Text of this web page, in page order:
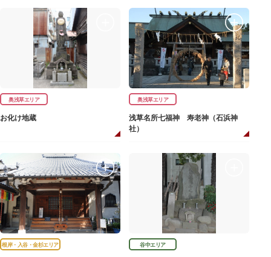
奥浅草エリア
お化け地蔵
奥浅草エリア
浅草名所七福神 寿老神（石浜神
社）
根岸・入谷・金杉エリア 谷中エリア